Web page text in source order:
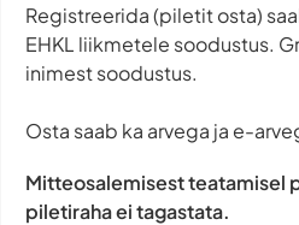
Registreerida (piletit osta)
EHKL liikmetele soodustus.
inimest soodustus.
Osta saab ka arvega ja e-
Mitteosalemisest teatamisel
piletiraha ei tagastata.